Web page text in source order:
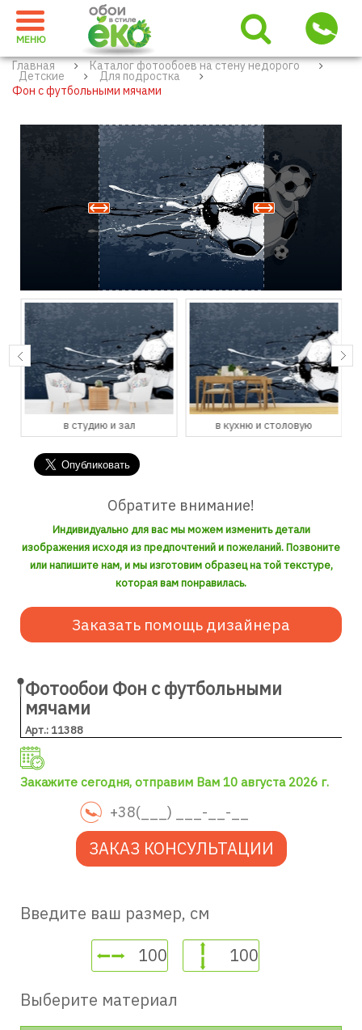
МЕНЮ
Главная Каталог фотообоев на стену недорого
Детские
Для подростка
Фон с футбольными мячами
в студию и зал в кухню и столовую
Обратите внимание!
Индивидуально для вас мы можем изменить детали
изображения исходя из предпочтений и пожеланий. Позвоните
или напишите нам, и мы изготовим образец на той текстуре,
которая вам понравилась.
Заказать помощь дизайнера
Фотообои Фон с футбольными
мячами
Арт.: 11388
Закажите сегодня, отправим Вам 10 августа 2026 г.
ЗАКАЗ КОНСУЛЬТАЦИИ
Введите ваш размер, см
Выберите материал